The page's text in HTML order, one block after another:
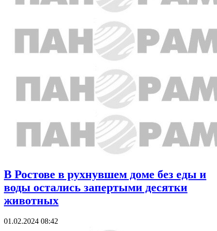
В Ростове в рухнувшем доме без еды и
воды остались запертыми десятки
животных
01.02.2024 08:42